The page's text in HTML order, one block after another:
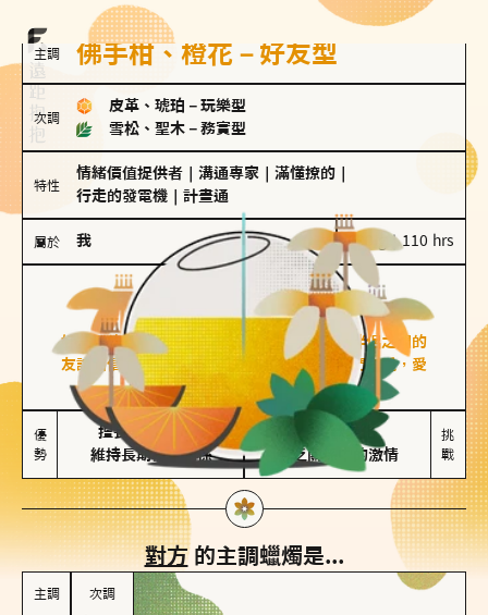
主調 佛手柑、橙花－好友型
次調
皮革、琥珀 － 玩樂型
雪松、聖木 － 務實型
特性
情緒價值提供者 溝通專家 滿懂撩的
行走的發電機
計畫通
屬於 我 100 g｜110 hrs
好友型
佛手柑、橙花
好友型的人喜歡分享生活中的點滴，重視與伴侶之間的
友誼和信任，穩定感是重要的關鍵詞。對他們來說，愛
情是心靈深處的共鳴和理解。
優
勢
擅長聆聽與溝通
維持長期穩定關係
不喜歡變化
缺乏關係中的激情
挑
戰
對方的主調蠟燭是...
主調 次調